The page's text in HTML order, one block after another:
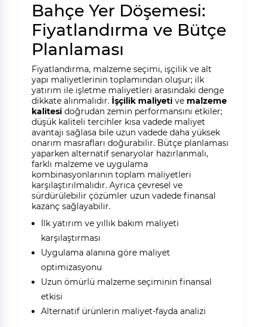
Bahçe Yer Döşemesi:
Fiyatlandırma ve Bütçe
Planlaması
Fiyatlandırma, malzeme seçimi, işçilik ve alt
yapı maliyetlerinin toplamından oluşur; ilk
yatırım ile işletme maliyetleri arasındaki denge
dikkate alınmalıdır. İşçilik maliyetive malzeme
kalitesidoğrudan zemin performansını etkiler;
düşük kaliteli tercihler kısa vadede maliyet
avantajı sağlasa bile uzun vadede daha yüksek
onarım masrafları doğurabilir. Bütçe planlaması
yaparken alternatif senaryolar hazırlanmalı,
farklı malzeme ve uygulama
kombinasyonlarının toplam maliyetleri
karşılaştırılmalıdır. Ayrıca çevresel ve
sürdürülebilir çözümler uzun vadede finansal
kazanç sağlayabilir.
İlk yatırım ve yıllık bakım maliyeti
karşılaştırması
Uygulama alanına göre maliyet
optimizasyonu
Uzun ömürlü malzeme seçiminin finansal
etkisi
Alternatif ürünlerin maliyet-fayda analizi